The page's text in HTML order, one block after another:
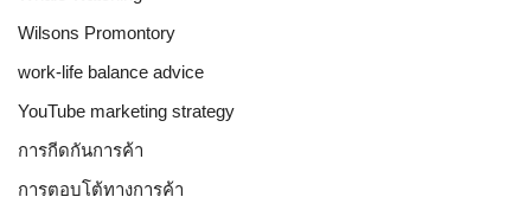
Wilsons Promontory
work-life balance advice
YouTube marketing strategy
การกีดกันการค้า
การตอบโต้ทางการค้า